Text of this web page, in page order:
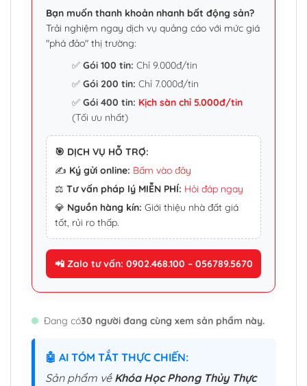
Bạn muốn thanh khoản nhanh bất động sản?
Trải nghiệm ngay dịch vụ quảng cáo với mức giá
"phá đảo" thị trường:
✅Gói 100 tin: Chỉ 9.000đ/tin
✅Gói 200 tin: Chỉ 7.000đ/tin
✅Gói 400 tin: Kịch sàn chỉ 5.000đ/tin
(Tối ưu nhất)
🎯 DỊCH VỤ HỖ TRỢ:
✍️ Ký gửi online: Bấm vào đây
⚖️ Tư vấn pháp lý MIỄN PHÍ: Hỏi đáp ngay
💎 Nguồn hàng kín: Giới thiệu nhà đất giá
tốt, rủi ro thấp.
📲 Zalo tư vấn: 0902.468.100 – 056789.5670
Đang có30 người đang cùng xem sản phẩm này.
🤖 AI TÓM TẮT THỰC CHIẾN:
Sản phẩm về Khóa Học Phong Thủy Thực